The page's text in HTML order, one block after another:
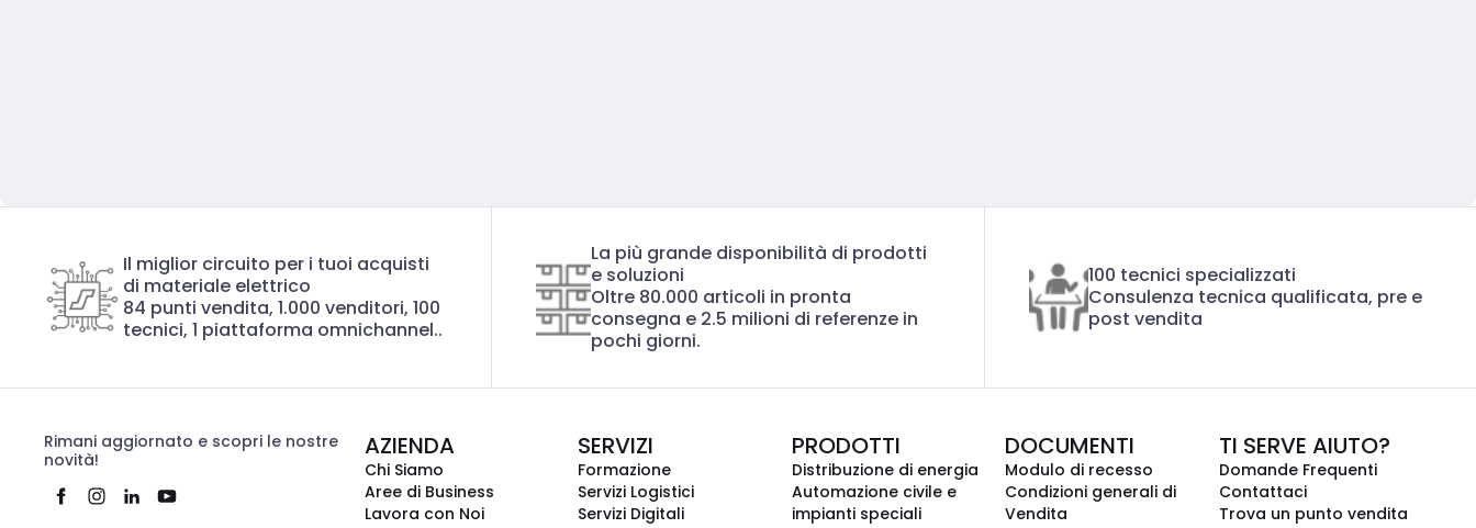
Il miglior circuito per i tuoi acquisti
di materiale elettrico
84 punti vendita, 1.000 venditori, 100
tecnici, 1 piattaforma omnichannel..
La più grande disponibilità di prodotti
e soluzioni
Oltre 80.000 articoli in pronta
consegna e 2.5 milioni di referenze in
pochi giorni.
100 tecnici specializzati
Consulenza tecnica qualificata, pre e
post vendita
Rimani aggiornato e scopri le nostre
novità!
AZIENDA
Chi Siamo
Aree di Business
Lavora con Noi
SERVIZI
Formazione
Servizi Logistici
Servizi Digitali
PRODOTTI
Distribuzione di energia
Automazione civile e
impianti speciali
DOCUMENTI
Modulo di recesso
Condizioni generali di
Vendita
TI SERVE AIUTO?
Domande Frequenti
Contattaci
Trova un punto vendita